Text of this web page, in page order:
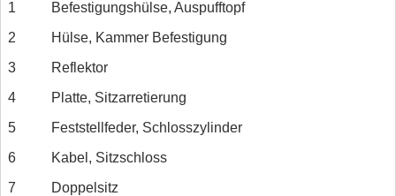
1
Befestigungshülse, Auspufftopf
2
Hülse, Kammer Befestigung
3
Reflektor
4
Platte, Sitzarretierung
5
Feststellfeder, Schlosszylinder
6
Kabel, Sitzschloss
7
Doppelsitz